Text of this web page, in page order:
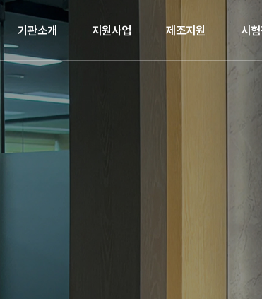
기관소개 지원사업 제조지원 시